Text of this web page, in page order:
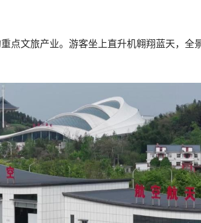
点文旅产业。游客坐上直升机翱翔蓝天，全